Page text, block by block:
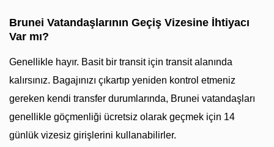
Brunei Vatandaşlarının Geçiş Vizesine İhtiyacı
Var mı?
Genellikle hayır. Basit bir transit için transit alanında
kalırsınız. Bagajınızı çıkartıp yeniden kontrol etmeniz
gereken kendi transfer durumlarında, Brunei vatandaşları
genellikle göçmenliği ücretsiz olarak geçmek için 14
günlük vizesiz girişlerini kullanabilirler.